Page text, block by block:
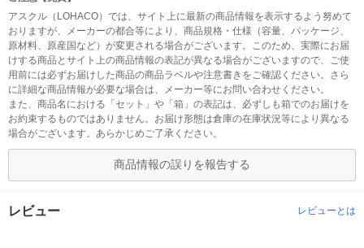
アスクル（LOHACO）では、サイト上に最新の商品情報を表示するよう努めて
おりますが、メーカーの都合等により、商品規格・仕様（容量、パッケージ、
原材料、原産国など）が変更される場合がございます。このため、実際にお届
けする商品とサイト上の商品情報の表記が異なる場合がございますので、ご使
用前には必ずお届けした商品の商品ラベルや注意書きをご確認ください。さら
に詳細な商品情報が必要な場合は、メーカー等にお問い合わせください。
また、商品名における「セット」や「箱」の表記は、必ずしも箱でのお届けを
お約束するものではありません。お届け形態は倉庫の在庫状況等により異なる
場合がございます。あらかじめご了承ください。
商品情報の誤りを報告する
レビュー レビューとは